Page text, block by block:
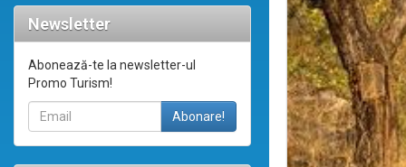
Newsletter
Abonează-te la newsletter-ul
Promo Turism!